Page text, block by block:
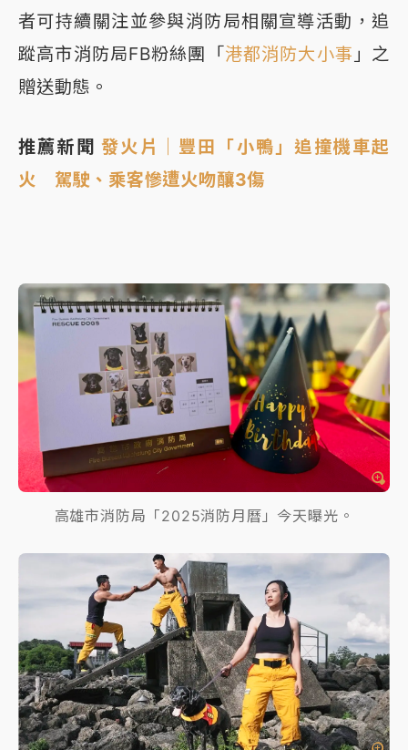
者可持續關注並參與消防局相關宣導活動，追
蹤高市消防局FB粉絲團「港都消防大小事 」之
贈送動態。
推薦新聞發火片｜豐田「小鴨」追撞機車起
火 駕駛、乘客慘遭火吻釀3傷
高雄市消防局「2025消防月曆」今天曝光。